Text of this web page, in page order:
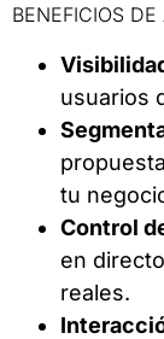
BENEFICIOS DE
usuarios
tu
Control
en
reales.